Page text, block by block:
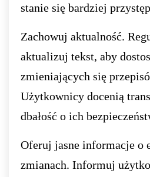
stanie się bardziej
Zachowuj aktualność.
aktualizuj tekst, aby
zmieniających się
Użytkownicy docenią
dbałość o ich
Oferuj jasne informacje o
zmianach. Informuj